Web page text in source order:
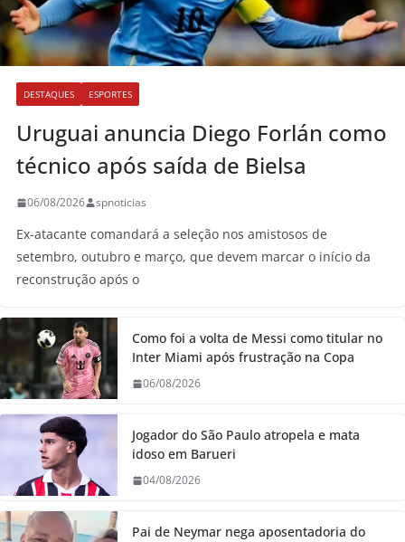
DESTAQUES ESPORTES
Uruguai anuncia Diego Forlán como
técnico após saída de Bielsa
06/08/2026 spnoticias
Ex-atacante comandará a seleção nos amistosos de
setembro, outubro e março, que devem marcar o início da
reconstrução após o
Como foi a volta de Messi como titular no
Inter Miami após frustração na Copa
06/08/2026
Jogador do São Paulo atropela e mata
idoso em Barueri
04/08/2026
Pai de Neymar nega aposentadoria do